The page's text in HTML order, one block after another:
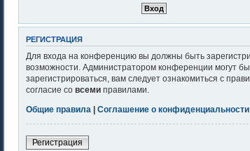
РЕГИСТРАЦИЯ
Для входа на конференцию вы должны быть
возможности. Администратором конференции могут
зарегистрироваться, вам следует ознакомиться с
согласие со всеми правилами.
Общие правила | Соглашение о конфиденциальности
Регистрация